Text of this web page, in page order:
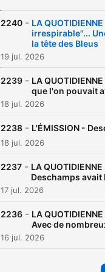
2240 - LA
irrespirable"...
la tête des Bleus
19 jul. 2026
2239 - LA
que l'on pouvait
18 jul. 2026
2238 - L'ÉMISSION -
18 jul. 2026
2237 - LA
Deschamps
17 jul. 2026
2236 - LA
Avec de
16 jul. 2026